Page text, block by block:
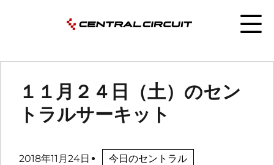
１１月２４日（土）のセン
トラルサーキット
2018年11月24日 今日のセントラル